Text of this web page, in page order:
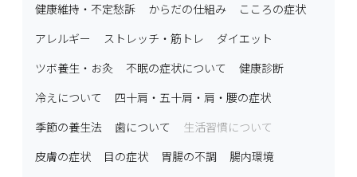
健康維持・不定愁訴 からだの仕組み
こころの症状
アレルギー
ストレッチ・筋トレ
ダイエット
ツボ養生・お灸
不眠の症状について
健康診断
冷えについて
四十肩・五十肩・肩・腰の症状
季節の養生法
歯について
生活習慣について
皮膚の症状
目の症状 胃腸の不調
腸内環境